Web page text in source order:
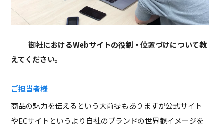
─ 御社におけるWebサイトの役割・位置づけについて教
えてください。
ご担当者様
商品の魅力を伝えるという大前提もありますが公式サイト
やECサイトというより自社のブランドの世界観イメージを